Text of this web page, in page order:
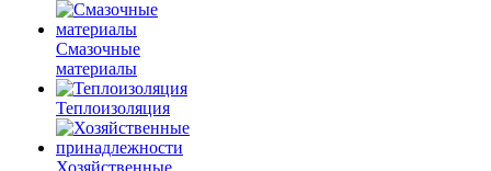
Смазочные
материалы
Теплоизоляция
Хозяйственные